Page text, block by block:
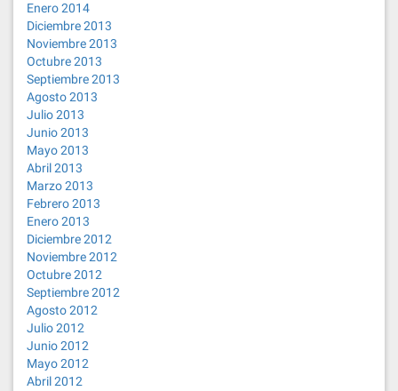
Enero 2014
Diciembre 2013
Noviembre 2013
Octubre 2013
Septiembre 2013
Agosto 2013
Julio 2013
Junio 2013
Mayo 2013
Abril 2013
Marzo 2013
Febrero 2013
Enero 2013
Diciembre 2012
Noviembre 2012
Octubre 2012
Septiembre 2012
Agosto 2012
Julio 2012
Junio 2012
Mayo 2012
Abril 2012